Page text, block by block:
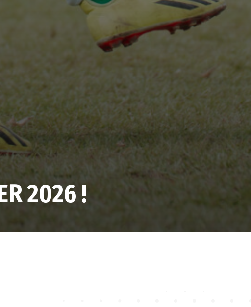
2026 !